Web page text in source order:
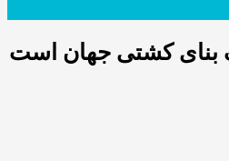
بنای کشتی جهان است